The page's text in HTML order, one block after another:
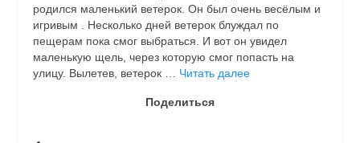
родился маленький ветерок. Он был очень весёлым и
игривым . Несколько дней ветерок блуждал по
пещерам пока смог выбраться. И вот он увидел
маленькую щель, через которую смог попасть на
улицу. Вылетев, ветерок … Читать далее
Поделиться